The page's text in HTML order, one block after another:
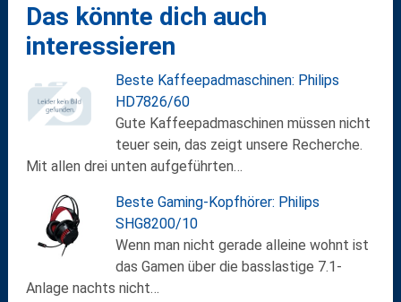
Das könnte dich auch
interessieren
Beste Kaffeepadmaschinen: Philips
HD7826/60
Gute Kaffeepadmaschinen müssen nicht
teuer sein, das zeigt unsere Recherche.
Mit allen drei unten aufgeführten…
Beste Gaming-Kopfhörer: Philips
SHG8200/10
Wenn man nicht gerade alleine wohnt ist
das Gamen über die basslastige 7.1-
Anlage nachts nicht…